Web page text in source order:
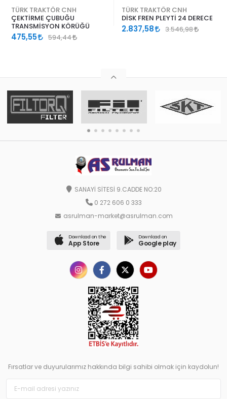
TÜRK TRAKTÖR CNH
ÇEKTİRME ÇUBUĞU
TRANSMİSYON KÖRÜĞÜ
475,55 594,44
TÜRK TRAKTÖR CNH
DİSK FREN PLEYTİ 24 DERECE
2.837,58 3.546,98
SANAYİ SİTESİ 9.CADDE NO:20
0 272 606 0 333
asrulman-market@asrulman.com
Download on the
App Store
Download on
Google play
Fırsatlar ve duyurularımız hakkında bilgi sahibi olmak için kaydolun!